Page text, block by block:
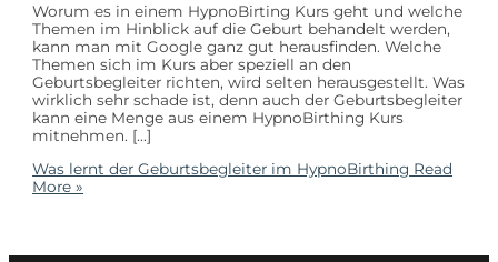
Worum es in einem HypnoBirting Kurs geht und welche
Themen im Hinblick auf die Geburt behandelt werden,
kann man mit Google ganz gut herausfinden. Welche
Themen sich im Kurs aber speziell an den
Geburtsbegleiter richten, wird selten herausgestellt. Was
wirklich sehr schade ist, denn auch der Geburtsbegleiter
kann eine Menge aus einem HypnoBirthing Kurs
mitnehmen. […]
Was lernt der Geburtsbegleiter im HypnoBirthing Read
More »